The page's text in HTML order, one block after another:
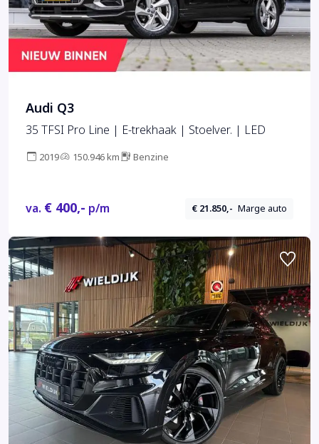
Audi Q3
35 TFSI Pro Line | E-trekhaak | Stoelver. | LED
2019 150.946 km Benzine
va. € 400,- p/m € 21.850,- Marge auto